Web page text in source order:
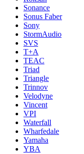
Sonance
Sonus Faber
Sony
StormAudio
SVS
T+A
TEAC
Triad
Triangle
Trinnov
Velodyne
Vincent
VPI
Waterfall
Wharfedale
Yamaha
YBA